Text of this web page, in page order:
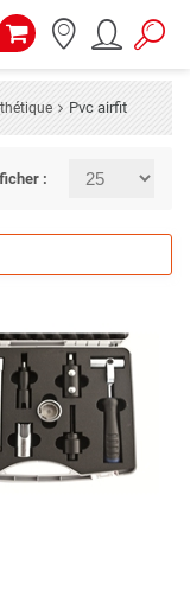
Pvc airfit
: